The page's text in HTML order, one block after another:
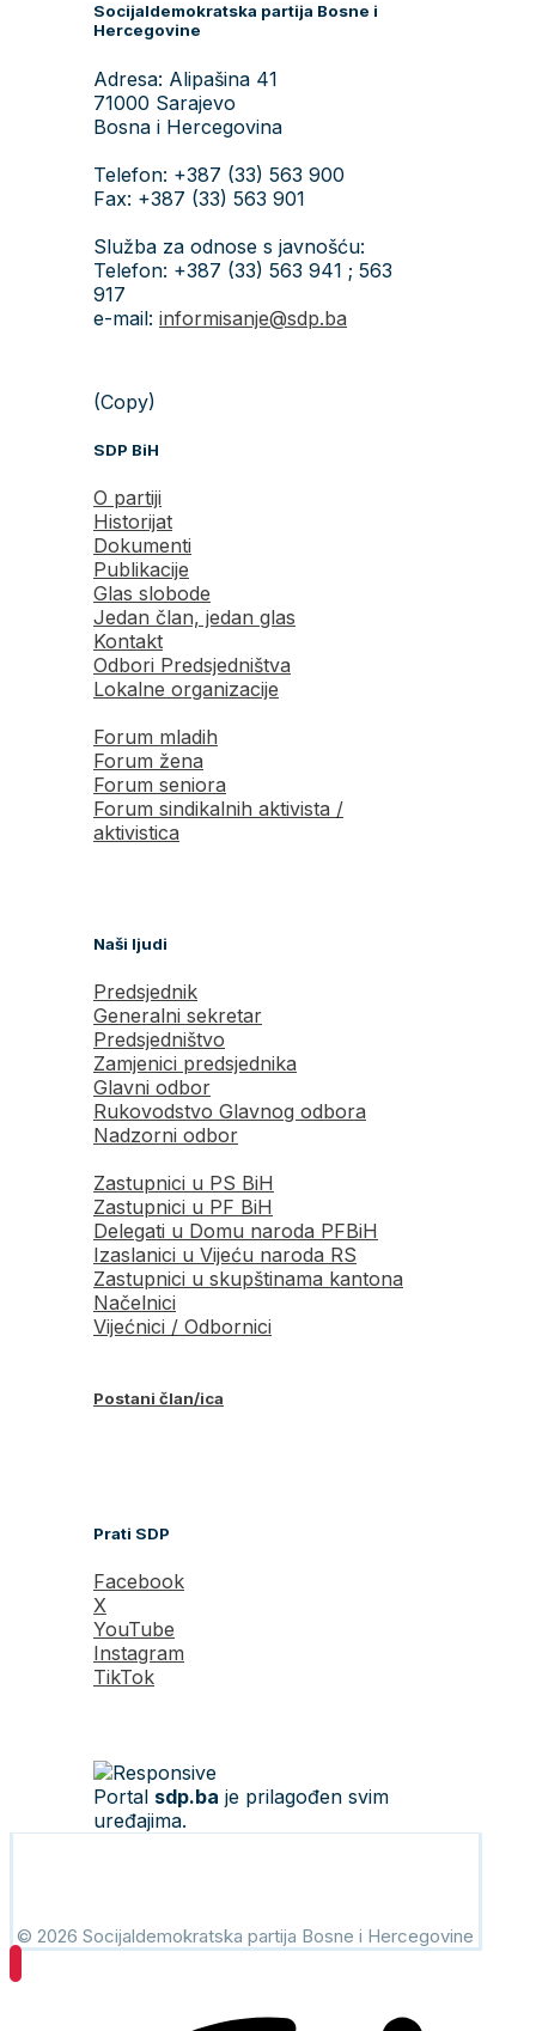
Socijaldemokratska partija Bosne i
Hercegovine
Adresa: Alipašina 41
71000 Sarajevo
Bosna i Hercegovina
Telefon: +387 (33) 563 900
Fax: +387 (33) 563 901
Služba za odnose s javnošću:
Telefon: +387 (33) 563 941 ; 563
917
e-mail: informisanje@sdp.ba
(Copy)
SDP BiH
O partiji
Historijat
Dokumenti
Publikacije
Glas slobode
Jedan član, jedan glas
Kontakt
Odbori Predsjedništva
Lokalne organizacije
Forum mladih
Forum žena
Forum seniora
Forum sindikalnih aktivista /
aktivistica
Naši ljudi
Predsjednik
Generalni sekretar
Predsjedništvo
Zamjenici predsjednika
Glavni odbor
Rukovodstvo Glavnog odbora
Nadzorni odbor
Zastupnici u PS BiH
Zastupnici u PF BiH
Delegati u Domu naroda PFBiH
Izaslanici u Vijeću naroda RS
Zastupnici u skupštinama kantona
Načelnici
Vijećnici / Odbornici
Postani član/ica
Prati SDP
Facebook
X
YouTube
Instagram
TikTok
Portal sdp.ba je prilagođen svim
uređajima.
© 2026 Socijaldemokratska partija Bosne i Hercegovine